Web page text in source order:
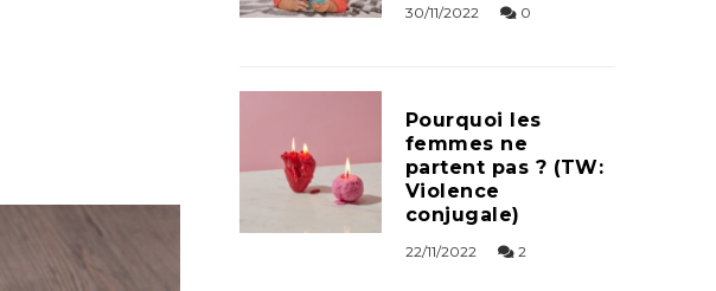
30/11/2022 0
Pourquoi les
femmes ne
partent pas ? (TW:
Violence
conjugale)
22/11/2022 2